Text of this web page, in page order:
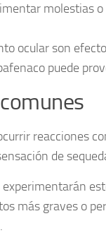
molestias
ocular son
puede
reacciones
de
más graves o